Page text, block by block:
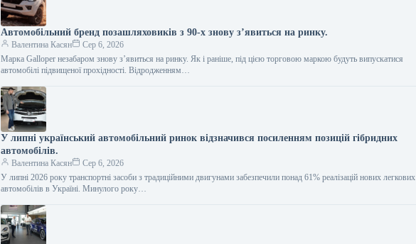
Автомобільний бренд позашляховиків з 90-х знову з’явиться на ринку.
Валентина Касян
Сер 6, 2026
Марка Galloper незабаром знову з’явиться на ринку. Як і раніше, під цією торговою маркою будуть випускатися
автомобілі підвищеної прохідності. Відродженням…
У липні український автомобільний ринок відзначився посиленням позицій гібридних
автомобілів.
Валентина Касян
Сер 6, 2026
У липні 2026 року транспортні засоби з традиційними двигунами забезпечили понад 61% реалізацій нових легкових
автомобілів в Україні. Минулого року…